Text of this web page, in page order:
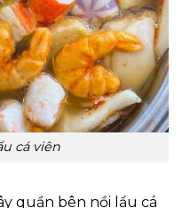
cá viên
quần bên nồi lẩu cá